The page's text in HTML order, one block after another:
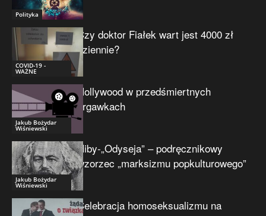
Polityka
COVID-19 -
WAŻNE
Czy doktor Fiałek wart jest 4000 zł
dziennie?
Jakub Bożydar
Wiśniewski
Hollywood w przedśmiertnych
drgawkach
Jakub Bożydar
Wiśniewski
Niby-„Odyseja” – podręcznikowy
wzorzec „marksizmu popkulturowego”
Celebracja homoseksualizmu na